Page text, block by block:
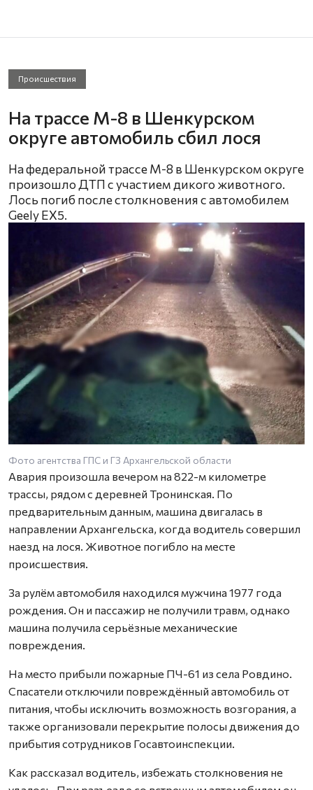
Происшествия
На трассе М-8 в Шенкурском
округе автомобиль сбил лося
На федеральной трассе М-8 в Шенкурском округе
произошло ДТП с участием дикого животного.
Лось погиб после столкновения с автомобилем
Geely EX5.
Фото агентства ГПС и ГЗ Архангельской области
Авария произошла вечером на 822-м километре
трассы, рядом с деревней Тронинская. По
предварительным данным, машина двигалась в
направлении Архангельска, когда водитель совершил
наезд на лося. Животное погибло на месте
происшествия.
За рулём автомобиля находился мужчина 1977 года
рождения. Он и пассажир не получили травм, однако
машина получила серьёзные механические
повреждения.
На место прибыли пожарные ПЧ-61 из села Ровдино.
Спасатели отключили повреждённый автомобиль от
питания, чтобы исключить возможность возгорания, а
также организовали перекрытие полосы движения до
прибытия сотрудников Госавтоинспекции.
Как рассказал водитель, избежать столкновения не